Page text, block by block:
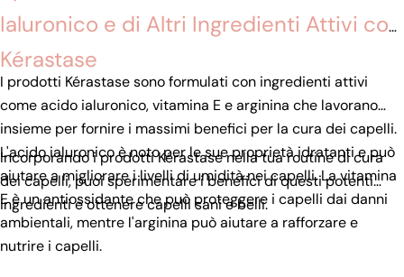
Ialuronico e di Altri Ingredienti Attivi con
Kérastase
I prodotti Kérastase sono formulati con ingredienti attivi
come acido ialuronico, vitamina E e arginina che lavorano
insieme per fornire i massimi benefici per la cura dei capelli.
L'acido ialuronico è noto per le sue proprietà idratanti e può
aiutare a migliorare i livelli di umidità nei capelli. La vitamina
E è un antiossidante che può proteggere i capelli dai danni
ambientali, mentre l'arginina può aiutare a rafforzare e
nutrire i capelli.
Incorporando i prodotti Kérastase nella tua routine di cura
dei capelli, puoi sperimentare i benefici di questi potenti
ingredienti e ottenere capelli sani e belli.